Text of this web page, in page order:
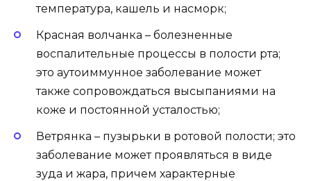
температура, кашель и насморк;
Красная волчанка – болезненные
воспалительные процессы в полости рта;
это аутоиммунное заболевание может
также сопровождаться высыпаниями на
коже и постоянной усталостью;
Ветрянка – пузырьки в ротовой полости; это
заболевание может проявляться в виде
зуда и жара, причем характерные